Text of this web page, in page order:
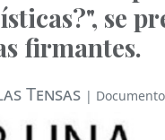
se
firmantes.
Tensas |